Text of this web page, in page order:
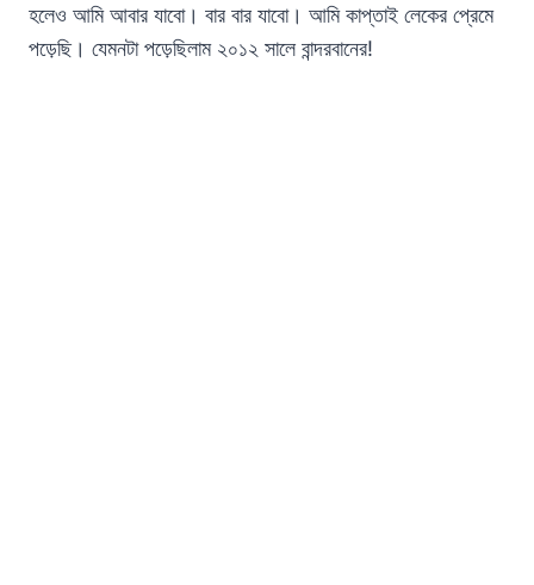
হলেও আমি আবার যাবো। বার বার যাবো। আমি কাপ্তাই লেকের প্রেমে
পড়েছি। যেমনটা পড়েছিলাম ২০১২ সালে বান্দরবানের!